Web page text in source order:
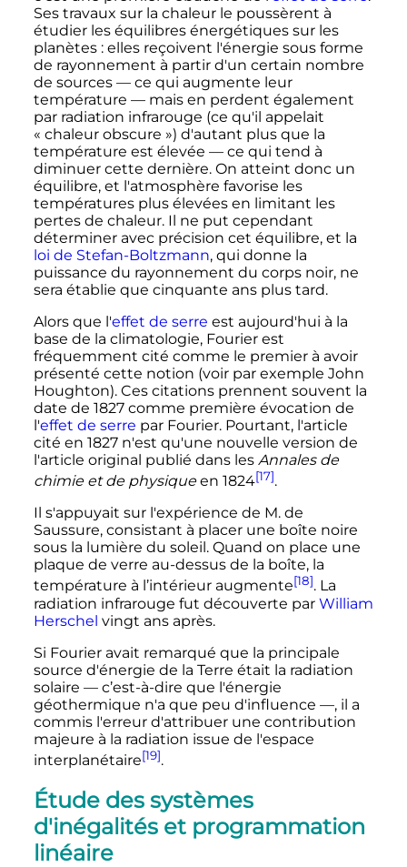
Ses travaux sur la chaleur le poussèrent à
étudier les équilibres énergétiques sur les
planètes : elles reçoivent l'énergie sous forme
de rayonnement à partir d'un certain nombre
de sources — ce qui augmente leur
température —mais en perdent également
par radiation infrarouge (ce qu'il appelait
« chaleur obscure ») d'autant plus que la
température est élevée — ce qui tend à
diminuer cette dernière. On atteint donc un
équilibre, et l'atmosphère favorise les
températures plus élevées en limitant les
pertes de chaleur. Il ne put cependant
déterminer avec précision cet équilibre, et la
loi de Stefan-Boltzmann, qui donne la
puissance du rayonnement du corps noir, ne
sera établie que cinquante ans plus tard.
Alors que l'effet de serre est aujourd'hui à la
base de la climatologie, Fourier est
fréquemment cité comme le premier à avoir
présenté cette notion (voir par exemple John
Houghton). Ces citations prennent souvent la
date de 1827 comme première évocation de
l'effet de serre par Fourier. Pourtant, l'article
cité en 1827 n'est qu'une nouvelle version de
l'article original publié dans les Annales de
chimie et de physiqueen 1824[17].
Il s'appuyait sur l'expérience de M. de
Saussure, consistant à placer une boîte noire
sous la lumière du soleil. Quand on place une
plaque de verre au-dessus de la boîte, la
température à l’intérieur augmente[18]. La
radiation infrarouge fut découverte par William
Herschel vingt ans après.
Si Fourier avait remarqué que la principale
source d'énergie de la Terre était la radiation
solaire — c’est-à-dire que l'énergie
géothermique n'a que peu d'influence —, il a
commis l'erreur d'attribuer une contribution
majeure à la radiation issue de l'espace
interplanétaire[19].
Étude des systèmes
d'inégalités et programmation
linéaire